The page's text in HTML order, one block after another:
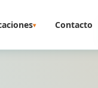
▾ Contacto